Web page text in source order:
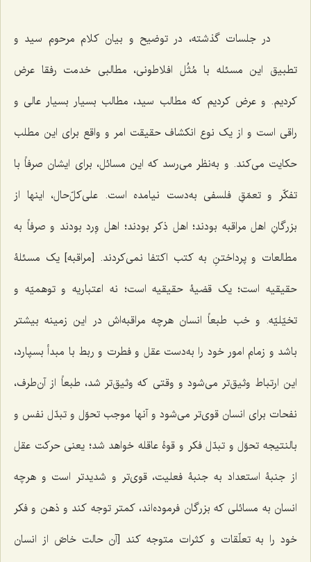
در جلسات گذشته، در توضیح و بیان کلام مرحوم سید و
تطبیق این مسئله با مُثُل افلاطونی، مطالبی خدمت رفقا عرض
کردیم. و عرض کردیم که مطالب سید، مطالب بسیار بسیار عالی و
راقی است و از یک نوع انکشاف حقیقت امر و واقع برای این مطلب
حکایت می‌کند. و به‌نظر می‌رسد که این مسائل، برای ایشان صرفاً با
تفکّر و تعمّقِ فلسفی به‌دست نیامده است. علی‌کلّ‌حال، اینها از
بزرگانِ اهل مراقبه بودند؛ اهل ذکر بودند؛ اهل وِرد بودند و صرفاً به
مطالعات و پرداختنِ به کتب اکتفا نمی‌کردند. [مراقبه] یک مسئلۀ
حقیقیه است؛ یک قضیۀ حقیقیه است؛ نه اعتباریه و توهمیّه و
تخیّلیّه. و خب طبعاً انسان هرچه مراقبه‌اش در این زمینه بیشتر
باشد و زمام امور خود را به‌دست عقل و فطرت و ربط با مبدأ بسپارد،
این ارتباط وثیق‌تر می‌شود و وقتی که وثیق‌تر شد، طبعاً از آن‌طرف،
نفحات برای انسان قوی‌تر می‌شود و آنها موجب تحوّل و تبدّل نفس و
بالنتیجه تحوّل و تبدّل فکر و قوۀ عاقله خواهد شد؛ یعنی حرکت عقل
از جنبۀ استعداد به جنبۀ فعلیت، قوی‌تر و شدیدتر است و هرچه
انسان به مسائلی که بزرگان فرموده‌اند، کمتر توجه کند و ذهن و فکر
خود را به تعلّقات و کثرات متوجه کند [آن حالت خاصّ از انسان